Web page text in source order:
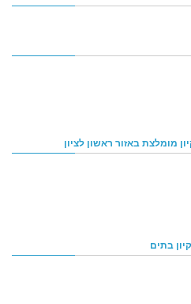
מומלצת באזור ראשון לציון
בתים